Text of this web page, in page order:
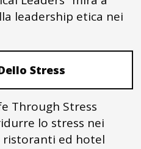
leadership etica nei
Stress
Through Stress
lo stress nei
ed hotel